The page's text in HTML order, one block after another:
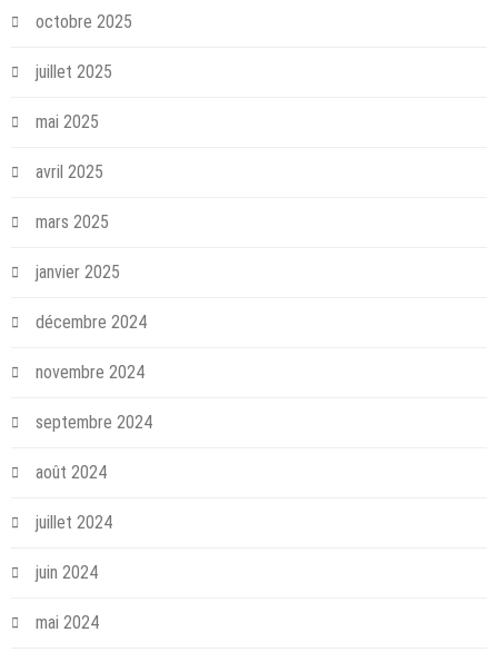
octobre 2025
juillet 2025
mai 2025
avril 2025
mars 2025
janvier 2025
décembre 2024
novembre 2024
septembre 2024
août 2024
juillet 2024
juin 2024
mai 2024